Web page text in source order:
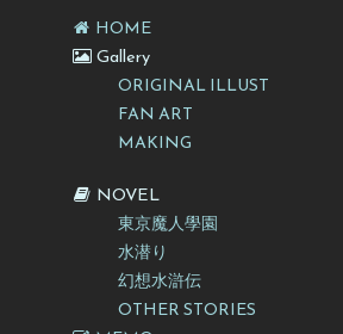
HOME
Gallery
ORIGINAL ILLUST
FAN ART
MAKING
NOVEL
東京魔人學園
水潜り
幻想水滸伝
OTHER STORIES